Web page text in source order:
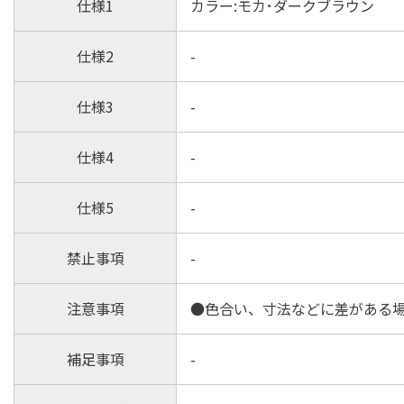
仕様1 カラー:モカ･ダークブラウン
仕様2 -
仕様3 -
仕様4 -
仕様5 -
禁止事項 -
注意事項 ●色合い、寸法などに差がある場
補足事項 -